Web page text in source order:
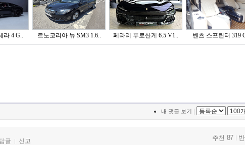
4 G.. 르노코리아 뉴 SM3 1.6.. 페라리 푸로산게 6.5 V1.. 벤츠 스프린터 319
내 댓글 보기 |
답글 신고 추천 87